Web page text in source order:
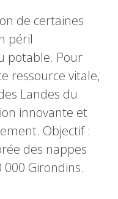
de certaines
péril
potable. Pour
ressource vitale,
Landes du
innovante et
Objectif :
des nappes
Girondins.